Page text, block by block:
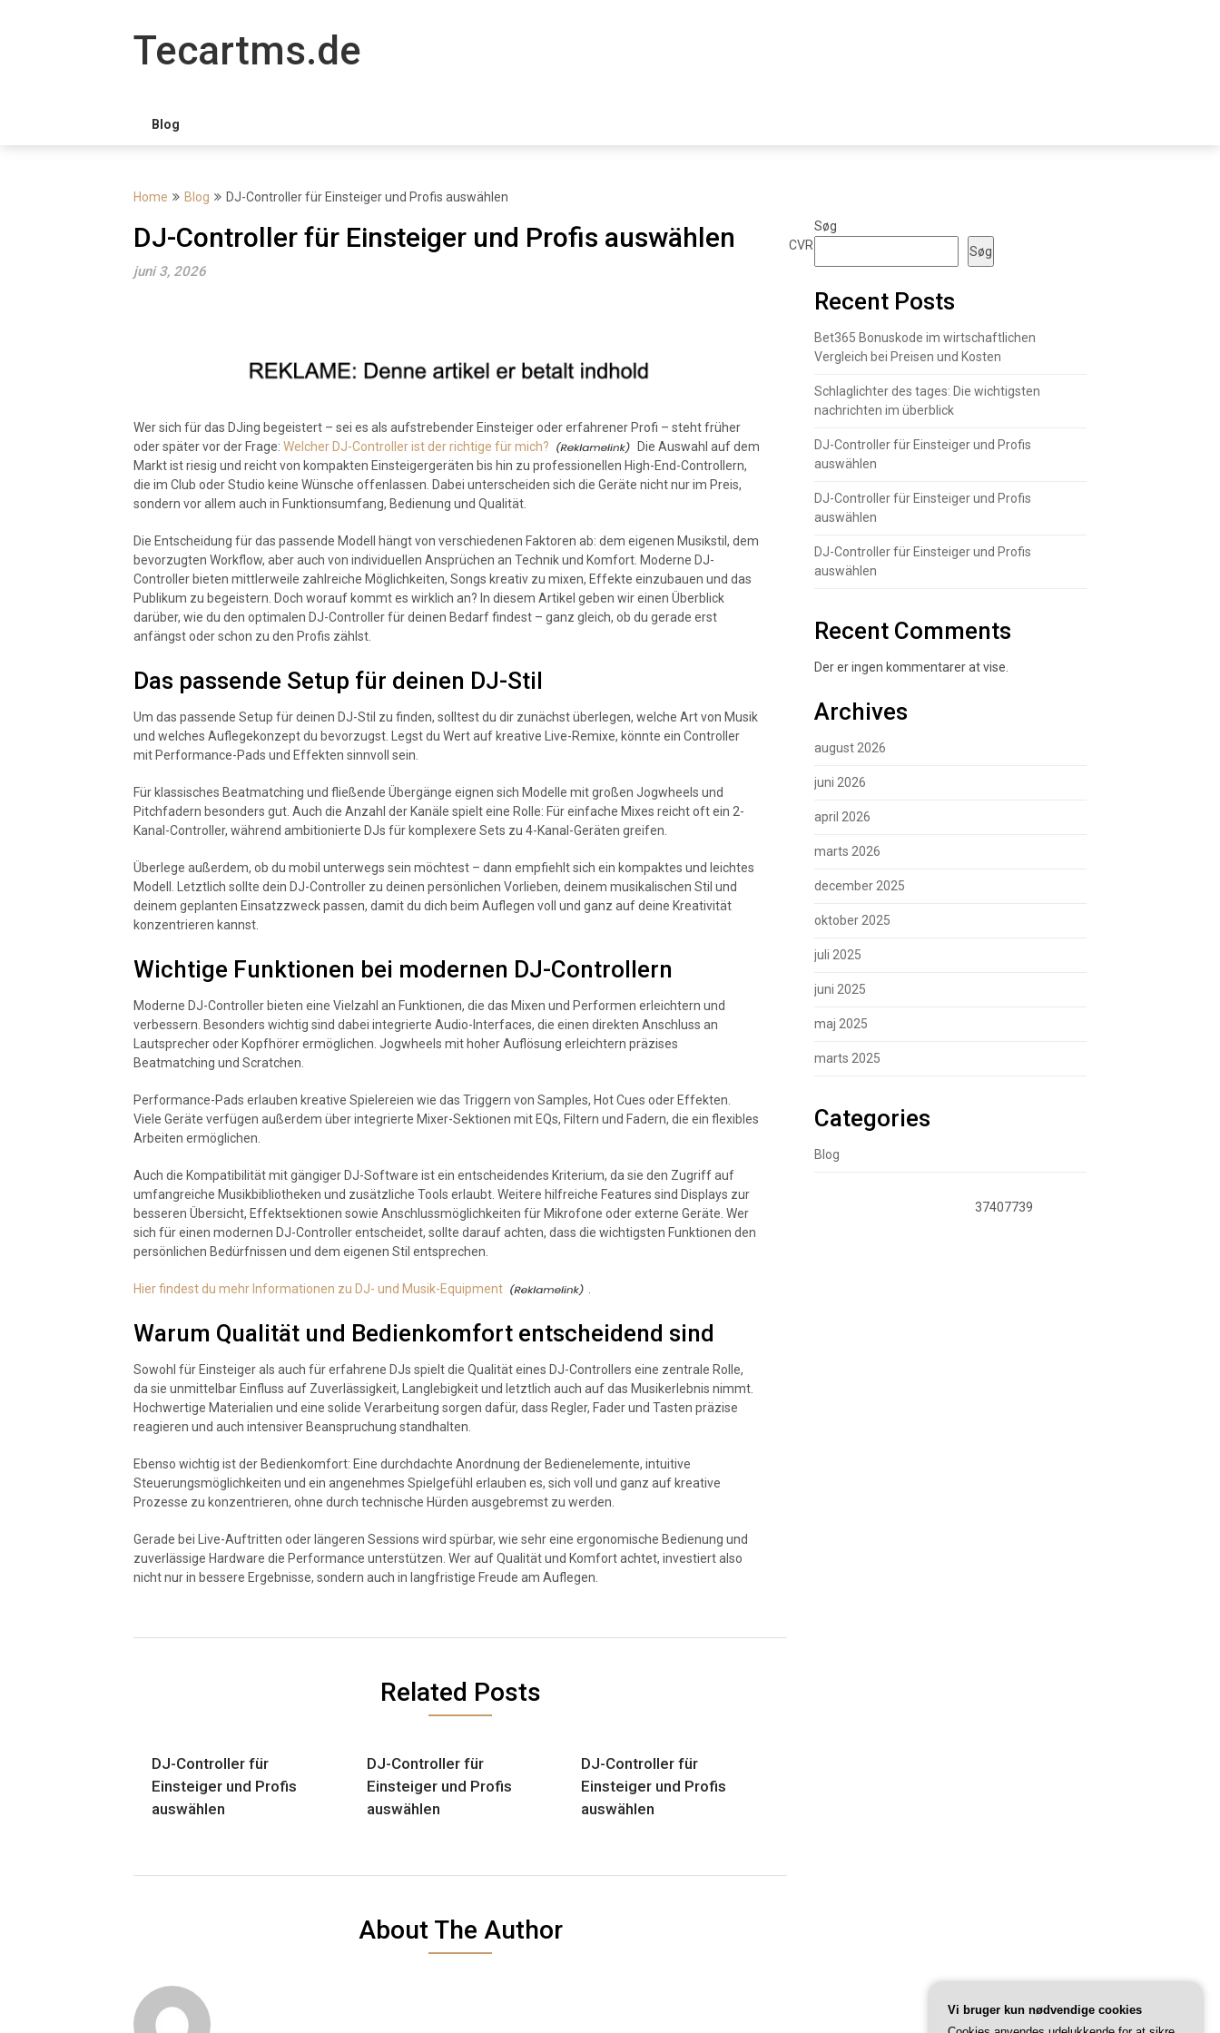
Tecartms.de
Blog
Home Blog DJ-Controller für Einsteiger und Profis auswählen
DJ-Controller für Einsteiger und Profis auswählen
juni 3, 2026
Wer sich für das DJing begeistert – sei es als aufstrebender Einsteiger oder erfahrener Profi – steht früher
oder später vor der Frage: Welcher DJ-Controller ist der richtige für mich?
Die Auswahl auf dem
Markt ist riesig und reicht von kompakten Einsteigergeräten bis hin zu professionellen High-End-Controllern,
die im Club oder Studio keine Wünsche offenlassen. Dabei unterscheiden sich die Geräte nicht nur im Preis,
sondern vor allem auch in Funktionsumfang, Bedienung und Qualität.
Die Entscheidung für das passende Modell hängt von verschiedenen Faktoren ab: dem eigenen Musikstil, dem
bevorzugten Workflow, aber auch von individuellen Ansprüchen an Technik und Komfort. Moderne DJ-
Controller bieten mittlerweile zahlreiche Möglichkeiten, Songs kreativ zu mixen, Effekte einzubauen und das
Publikum zu begeistern. Doch worauf kommt es wirklich an? In diesem Artikel geben wir einen Überblick
darüber, wie du den optimalen DJ-Controller für deinen Bedarf findest – ganz gleich, ob du gerade erst
anfängst oder schon zu den Profis zählst.
Das passende Setup für deinen DJ-Stil
Um das passende Setup für deinen DJ-Stil zu finden, solltest du dir zunächst überlegen, welche Art von Musik
und welches Auflegekonzept du bevorzugst. Legst du Wert auf kreative Live-Remixe, könnte ein Controller
mit Performance-Pads und Effekten sinnvoll sein.
Für klassisches Beatmatching und fließende Übergänge eignen sich Modelle mit großen Jogwheels und
Pitchfadern besonders gut. Auch die Anzahl der Kanäle spielt eine Rolle: Für einfache Mixes reicht oft ein 2-
Kanal-Controller, während ambitionierte DJs für komplexere Sets zu 4-Kanal-Geräten greifen.
Überlege außerdem, ob du mobil unterwegs sein möchtest – dann empfiehlt sich ein kompaktes und leichtes
Modell. Letztlich sollte dein DJ-Controller zu deinen persönlichen Vorlieben, deinem musikalischen Stil und
deinem geplanten Einsatzzweck passen, damit du dich beim Auflegen voll und ganz auf deine Kreativität
konzentrieren kannst.
Wichtige Funktionen bei modernen DJ-Controllern
Moderne DJ-Controller bieten eine Vielzahl an Funktionen, die das Mixen und Performen erleichtern und
verbessern. Besonders wichtig sind dabei integrierte Audio-Interfaces, die einen direkten Anschluss an
Lautsprecher oder Kopfhörer ermöglichen. Jogwheels mit hoher Auflösung erleichtern präzises
Beatmatching und Scratchen.
Performance-Pads erlauben kreative Spielereien wie das Triggern von Samples, Hot Cues oder Effekten.
Viele Geräte verfügen außerdem über integrierte Mixer-Sektionen mit EQs, Filtern und Fadern, die ein flexibles
Arbeiten ermöglichen.
Auch die Kompatibilität mit gängiger DJ-Software ist ein entscheidendes Kriterium, da sie den Zugriff auf
umfangreiche Musikbibliotheken und zusätzliche Tools erlaubt. Weitere hilfreiche Features sind Displays zur
besseren Übersicht, Effektsektionen sowie Anschlussmöglichkeiten für Mikrofone oder externe Geräte. Wer
sich für einen modernen DJ-Controller entscheidet, sollte darauf achten, dass die wichtigsten Funktionen den
persönlichen Bedürfnissen und dem eigenen Stil entsprechen.
Hier findest du mehr Informationen zu DJ- und Musik-Equipment
Warum Qualität und Bedienkomfort entscheidend sind
Sowohl für Einsteiger als auch für erfahrene DJs spielt die Qualität eines DJ-Controllers eine zentrale Rolle,
da sie unmittelbar Einfluss auf Zuverlässigkeit, Langlebigkeit und letztlich auch auf das Musikerlebnis nimmt.
Hochwertige Materialien und eine solide Verarbeitung sorgen dafür, dass Regler, Fader und Tasten präzise
reagieren und auch intensiver Beanspruchung standhalten.
Ebenso wichtig ist der Bedienkomfort: Eine durchdachte Anordnung der Bedienelemente, intuitive
Steuerungsmöglichkeiten und ein angenehmes Spielgefühl erlauben es, sich voll und ganz auf kreative
Prozesse zu konzentrieren, ohne durch technische Hürden ausgebremst zu werden.
Gerade bei Live-Auftritten oder längeren Sessions wird spürbar, wie sehr eine ergonomische Bedienung und
zuverlässige Hardware die Performance unterstützen. Wer auf Qualität und Komfort achtet, investiert also
nicht nur in bessere Ergebnisse, sondern auch in langfristige Freude am Auflegen.
Related Posts
DJ-Controller für
Einsteiger und Profis
auswählen
DJ-Controller für
Einsteiger und Profis
auswählen
DJ-Controller für
Einsteiger und Profis
auswählen
About The Author
Søg
Søg
Recent Posts
Bet365 Bonuskode im wirtschaftlichen
Vergleich bei Preisen und Kosten
Schlaglichter des tages: Die wichtigsten
nachrichten im überblick
DJ-Controller für Einsteiger und Profis
auswählen
DJ-Controller für Einsteiger und Profis
auswählen
DJ-Controller für Einsteiger und Profis
auswählen
Recent Comments
Der er ingen kommentarer at vise.
Archives
august 2026
juni 2026
april 2026
marts 2026
december 2025
oktober 2025
juli 2025
juni 2025
maj 2025
marts 2025
Categories
Blog
CVR
37407739
Vi bruger kun nødvendige cookies